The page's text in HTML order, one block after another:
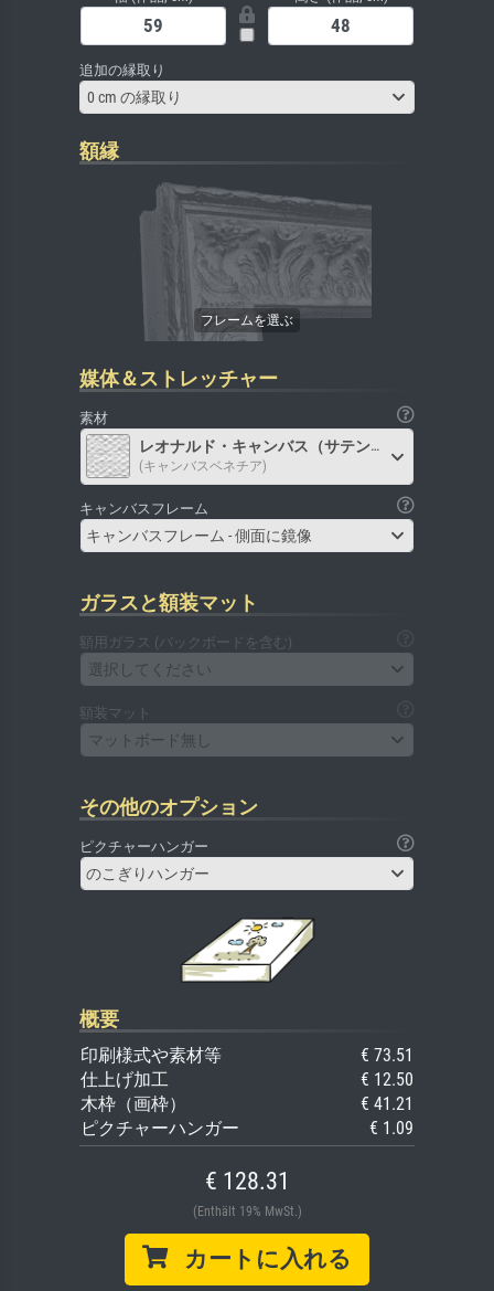
追加の縁取り
0 cm の縁取り
額縁
媒体＆ストレッチャー
素材
レオナルド・キャンバス（サテン）
(キャンバスベネチア)
キャンバスフレーム
キャンバスフレーム - 側面に鏡像
ガラスと額装マット
額用ガラス (バックボードを含む)
選択してください
額装マット
マットボード無し
その他のオプション
ピクチャーハンガー
のこぎりハンガー
概要
印刷様式や素材等
€ 73.51
仕上げ加工
€ 12.50
木枠（画枠）
€ 41.21
ピクチャーハンガー
€ 1.09
€ 128.31
(Enthält 19% MwSt.)
カートに入れる